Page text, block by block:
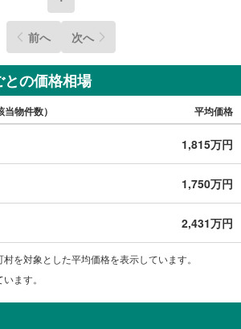
前へ 次へ
の価格相場
物件数） 平均価格
1,815万円
1,750万円
2,431万円
を対象とした平均価格を表示しています。
ます。